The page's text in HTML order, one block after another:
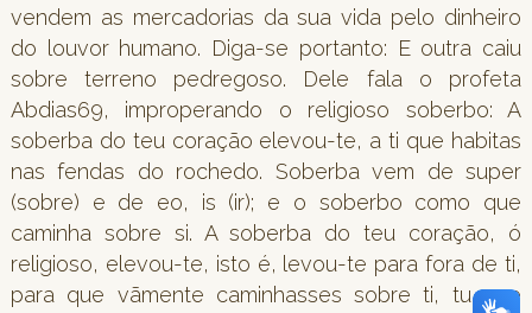
vendem as mercadorias da sua vida pelo dinheiro
do louvor humano. Diga-se portanto: E outra caiu
sobre terreno pedregoso. Dele fala o profeta
Abdias69, improperando o religioso soberbo: A
soberba do teu coração elevou-te, a ti que habitas
nas fendas do rochedo. Soberba vem de super
(sobre) e de eo, is (ir); e o soberbo como que
caminha sobre si. A soberba do teu coração, ó
religioso, elevou-te, isto é, levou-te para fora de ti,
para que vãmente caminhasses sobre ti, tu que